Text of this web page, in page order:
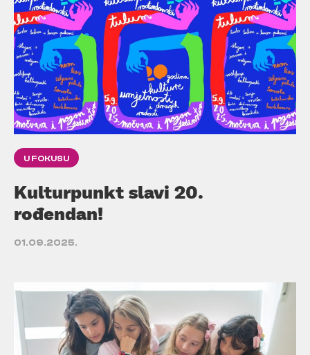
U FOKUSU
Kulturpunkt slavi 20.
rođendan!
01.09.2025.